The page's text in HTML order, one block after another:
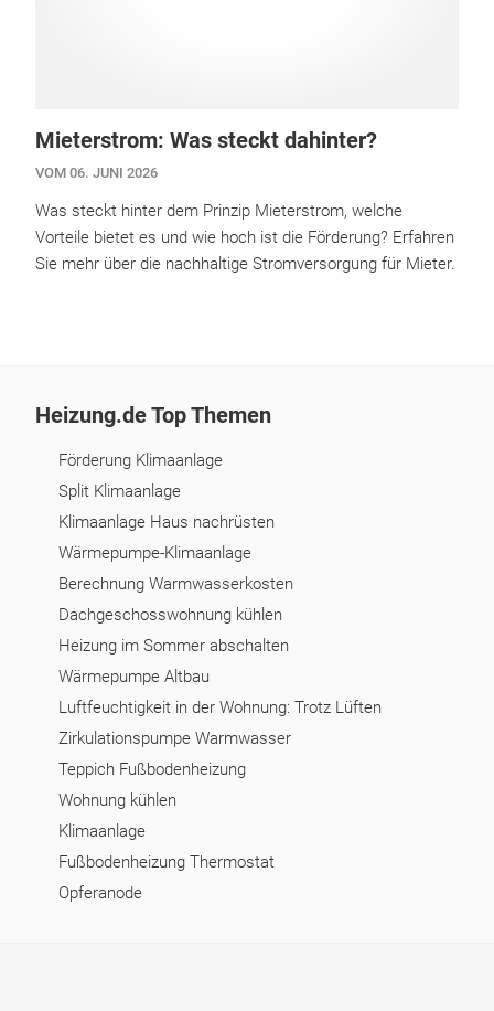
Mieterstrom: Was steckt dahinter?
VOM 06. JUNI 2026
Was steckt hinter dem Prinzip Mieterstrom, welche
Vorteile bietet es und wie hoch ist die Förderung? Erfahren
Sie mehr über die nachhaltige Stromversorgung für Mieter.
Heizung.de Top Themen
Förderung Klimaanlage
Split Klimaanlage
Klimaanlage Haus nachrüsten
Wärmepumpe-Klimaanlage
Berechnung Warmwasserkosten
Dachgeschosswohnung kühlen
Heizung im Sommer abschalten
Wärmepumpe Altbau
Luftfeuchtigkeit in der Wohnung: Trotz Lüften
Zirkulationspumpe Warmwasser
Teppich Fußbodenheizung
Wohnung kühlen
Klimaanlage
Fußbodenheizung Thermostat
Opferanode